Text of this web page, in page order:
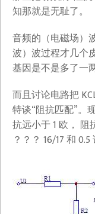
知那就是无耻了。
音频的（电磁场）
波）波过程才几个
基因是不是多了一
而且讨论电路把
特谈“阻抗匹配”。
抗远小于 1 欧， 阻
？？？ 16/17 和 0.5